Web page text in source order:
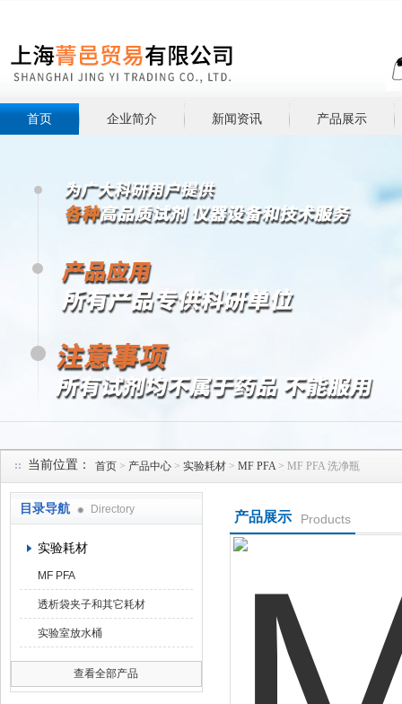
首页 企业简介 新闻资讯 产品展示
当前位置： 首页 > 产品中心 > 实验耗材 > MF PFA> MF PFA 洗净瓶
目录导航 Directory
实验耗材
MF PFA
透析袋夹子和其它耗材
实验室放水桶
查看全部产品
产品展示 Products